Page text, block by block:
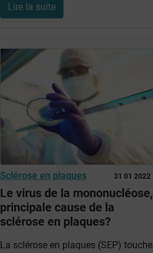
Lire la suite
31 01 2022
Sclérose en plaques
Le virus de la mononucléose,
principale cause de la
sclérose en plaques?
La sclérose en plaques (SEP) touche